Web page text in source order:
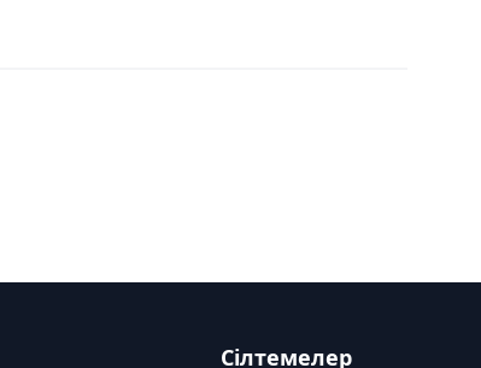
Сілтемелер